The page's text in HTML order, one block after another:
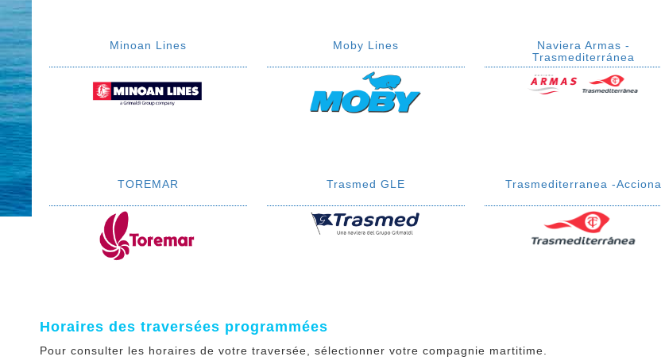
Minoan Lines Moby Lines
Naviera Armas -
Trasmediterránea
TOREMAR Trasmed GLE Trasmediterranea -Acciona
Horaires des traversées programmées
Pour consulter les horaires de votre traversée, sélectionner votre compagnie martitime.